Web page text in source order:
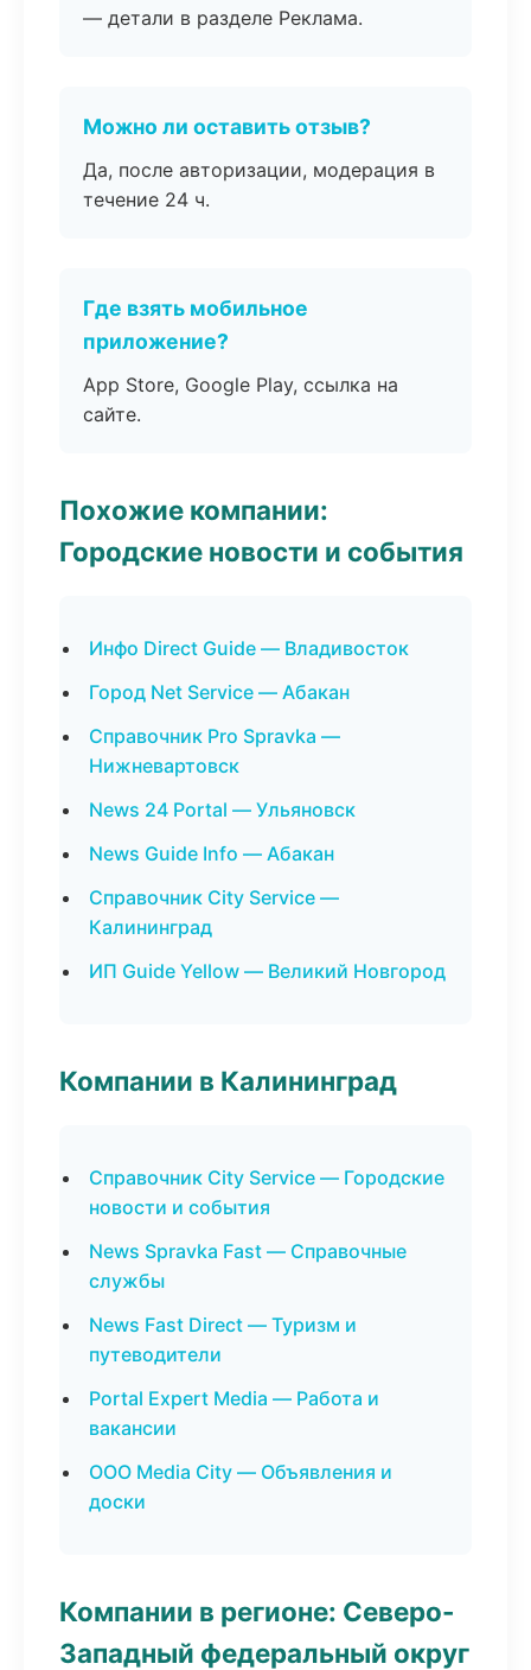
— детали в разделе Реклама.
Можно ли оставить отзыв?
Да, после авторизации, модерация в
течение 24 ч.
Где взять мобильное
приложение?
App Store, Google Play, ссылка на
сайте.
Похожие компании:
Городские новости и события
Инфо Direct Guide — Владивосток
Город Net Service — Абакан
Справочник Pro Spravka —
Нижневартовск
News 24 Portal — Ульяновск
News Guide Info — Абакан
Справочник City Service —
Калининград
ИП Guide Yellow — Великий Новгород
Компании в Калининград
Справочник City Service — Городские
новости и события
News Spravka Fast — Справочные
службы
News Fast Direct — Туризм и
путеводители
Portal Expert Media — Работа и
вакансии
ООО Media City — Объявления и
доски
Компании в регионе: Северо-
Западный федеральный округ